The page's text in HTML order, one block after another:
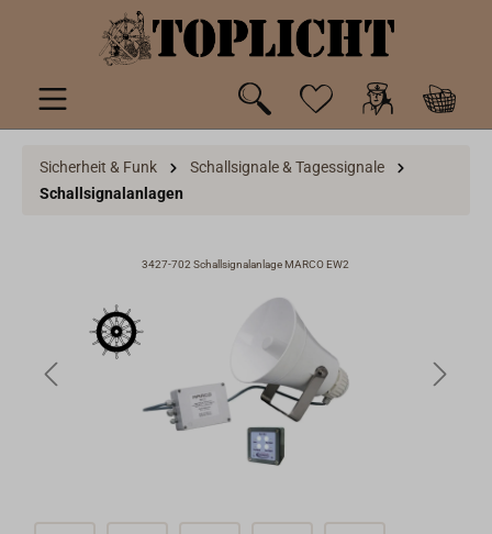
springen
Sicherheit & Funk
Schallsignale & Tagessignale
Schallsignalanlagen
3427-702 Schallsignalanlage MARCO EW2